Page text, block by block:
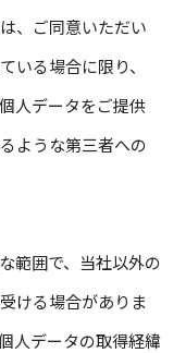
、ご同意いただい
いる場合に限り、
人データをご提供
ような第三者への
範囲で、当社以外の
ける場合がありま
人データの取得経緯